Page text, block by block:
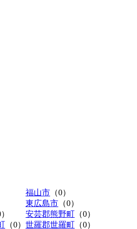
福山市 （0）
東広島市 （0）
安芸郡熊野町 （0）
（0） 世羅郡世羅町 （0）